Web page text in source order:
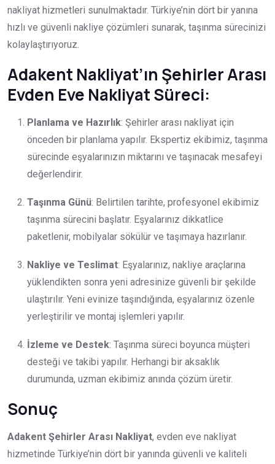
nakliyat hizmetleri sunulmaktadır. Türkiye’nin dört bir yanına
hızlı ve güvenli nakliye çözümleri sunarak, taşınma sürecinizi
kolaylaştırıyoruz.
Adakent Nakliyat’ın Şehirler Arası
Evden Eve Nakliyat Süreci:
Planlama ve Hazırlık: Şehirler arası nakliyat için
önceden bir planlama yapılır. Ekspertiz ekibimiz, taşınma
sürecinde eşyalarınızın miktarını ve taşınacak mesafeyi
değerlendirir.
Taşınma Günü: Belirtilen tarihte, profesyonel ekibimiz
taşınma sürecini başlatır. Eşyalarınız dikkatlice
paketlenir, mobilyalar sökülür ve taşımaya hazırlanır.
Nakliye ve Teslimat: Eşyalarınız, nakliye araçlarına
yüklendikten sonra yeni adresinize güvenli bir şekilde
ulaştırılır. Yeni evinize taşındığında, eşyalarınız özenle
yerleştirilir ve montaj işlemleri yapılır.
İzleme ve Destek: Taşınma süreci boyunca müşteri
desteği ve takibi yapılır. Herhangi bir aksaklık
durumunda, uzman ekibimiz anında çözüm üretir.
Sonuç
Adakent Şehirler Arası Nakliyat, evden eve nakliyat
hizmetinde Türkiye’nin dört bir yanında güvenli ve kaliteli